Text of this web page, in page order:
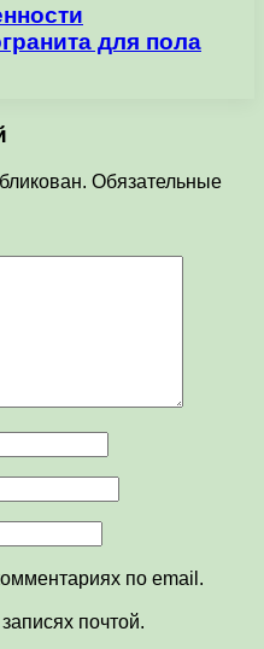
для пола
Обязательные
по email.
почтой.